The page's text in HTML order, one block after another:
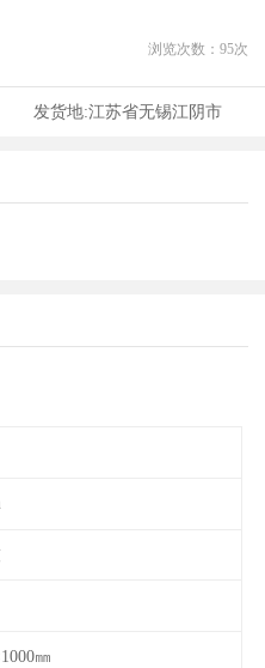
浏览次数： 95次
发货地:江苏省无锡江阴市
㎜